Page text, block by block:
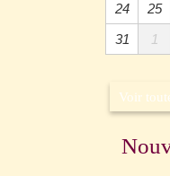
24
25
31
1
Voir